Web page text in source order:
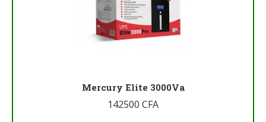
Mercury Elite 3000Va
142500 CFA